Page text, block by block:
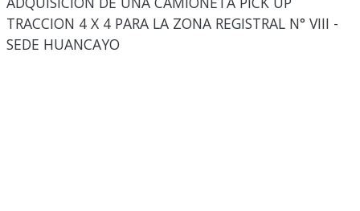
TRACCION 4 X 4 PARA LA ZONA REGISTRAL N° VIII -
SEDE HUANCAYO